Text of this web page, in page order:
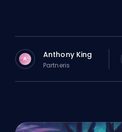
A Anthony King
Partneris